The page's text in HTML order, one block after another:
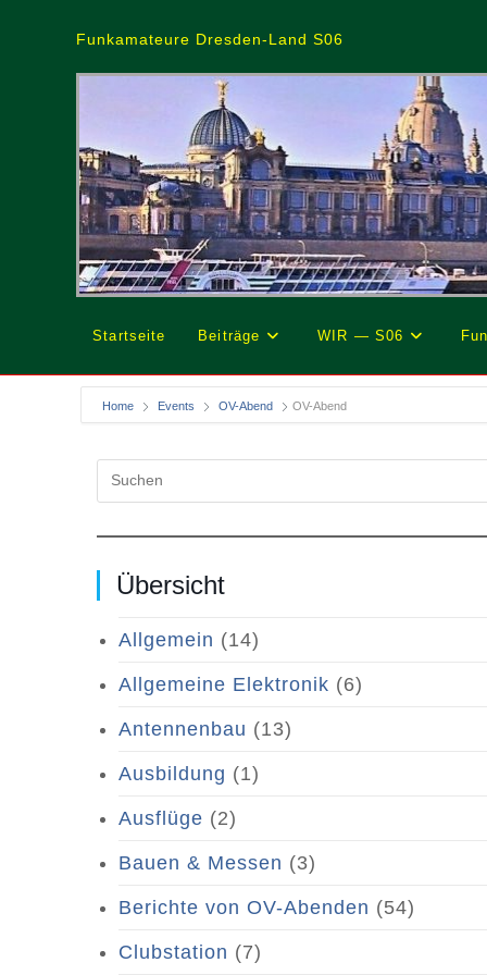
Funkamateure Dresden-Land S06
Startseite Beiträge WIR — S06
Home Events OV-Abend OV-Abend
Übersicht
Allgemein (14)
Allgemeine Elektronik (6)
Antennenbau (13)
Ausbildung (1)
Ausflüge (2)
Bauen & Messen (3)
Berichte von OV-Abenden (54)
Clubstation (7)